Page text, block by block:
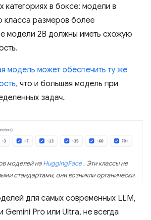
категориях в боксе: модели в
класса размеров более
модели 2B должны иметь схожую
модель может обеспечить ту же
что и большая модель при
задач.
моделей наHuggingFace. Эти классы не
стандартами, они возникли органически.
для самых современных LLM,
Gemini Pro или Ultra, не всегда